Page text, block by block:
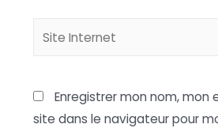
Site
Enregistrer mon nom, mon
site dans le navigateur pour